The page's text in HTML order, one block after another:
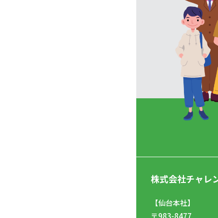
株式会社チャレ
【仙台本社】
〒983-8477